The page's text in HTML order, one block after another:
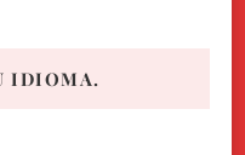
IDIOMA.